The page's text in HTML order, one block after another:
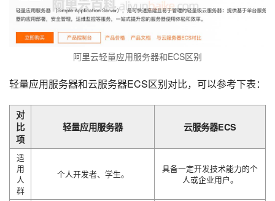
阿里云轻量应用服务器和ECS区别
轻量应用服务器和云服务器ECS区别对比，可以参考下表：
对
比
项
轻量应用服务器 云服务器ECS
适
用
人
群
个人开发者、学生。
具备一定开发技术能力的个
人或企业用户。